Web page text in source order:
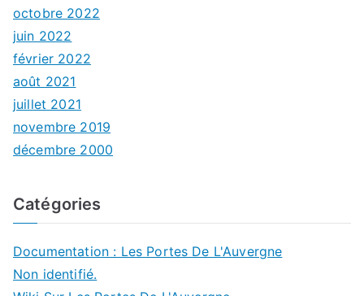
octobre 2022
juin 2022
février 2022
août 2021
juillet 2021
novembre 2019
décembre 2000
Catégories
Documentation : Les Portes De L'Auvergne
Non identifié.